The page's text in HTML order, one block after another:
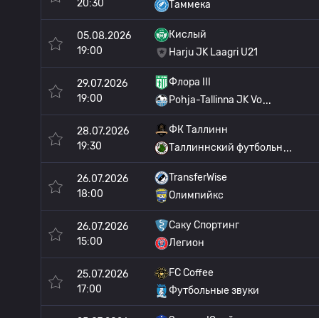
20:30
Таммека
05.08.2026
19:00
Кислый
Harju JK Laagri U21
29.07.2026
19:00
Флора III
Pohja-Tallinna JK Vo
28.07.2026
19:30
ФК Таллинн
Таллиннский футбольн
26.07.2026
18:00
TransferWise
Олимпийкс
26.07.2026
15:00
Саку Спортинг
Легион
25.07.2026
17:00
FC Coffee
Футбольные звуки